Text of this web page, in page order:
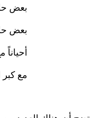
بعض
بعض
مع